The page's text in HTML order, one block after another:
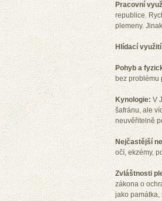
Pracovní
republice.
plemeny.
Hlídací
Pohyb a
bez problému
Kynologie: V
šafránu, ale
neuvěřitelně
Nejčastější
očí, ekzémy,
Zvláštnosti
zákona o
jako památka,